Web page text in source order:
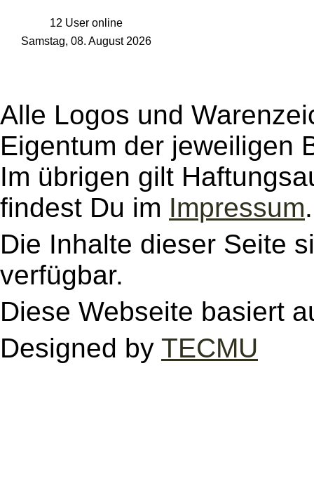
12 User online
Samstag, 08. August 2026
Alle Logos und
Eigentum der jeweiligen
Im übrigen gilt
findest Du im Impressum.
Die Inhalte dieser Seite
verfügbar.
Diese Webseite basiert
Designed by TECMU